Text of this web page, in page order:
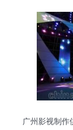
广州影视制作